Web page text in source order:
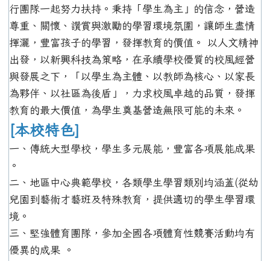
行團隊一起努力扶持。秉持「學生為主」的信念，營造
尊重、關懷、讚賞與激勵的學習環境氛圍，讓師生盡情
揮灑，豐富孩子的學習，發揮教育的價值。 以人文精神
出發，以新興科技為策略，在承續學校優質的校風經營
與發展之下，「以學生為主體、以教師為核心、以家長
為夥伴、以社區為後盾」，力求校風卓越的品質，發揮
教育的最大價值，為學生奠基營造無限可能的未來。
[本校特色]
一、傳統大型學校，學生多元展能，豐富各項展能成果
。
二、地區中心典範學校，各類學生學習類別均涵蓋(從幼
兒園到藝術才藝班及特殊教育，提供適切的學生學習環
境。
三、堅強體育團隊，參加全國各項體育性競賽活動均有
優異的成果 。